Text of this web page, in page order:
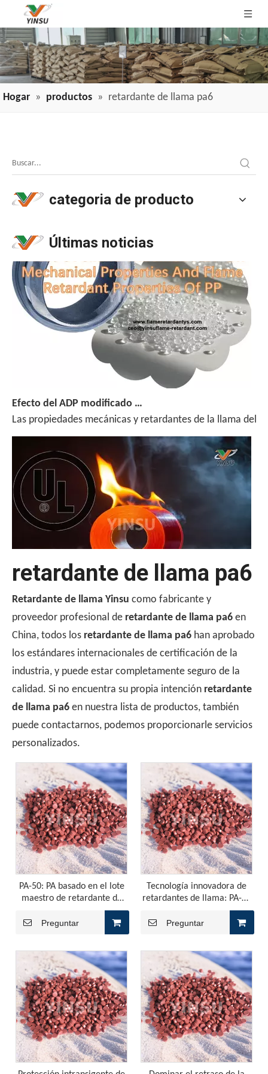
Hogar » productos » retardante de llama pa6
categoria de producto
Últimas noticias
Las propiedades mecánicas y retardantes de la llama del
El estándar UL510 es la opción preferida para las
Comprender las características del PP-Retardante de llama sin halógeno
PP de retardante sin halógeno, como material ecológico
¿La hoja de retardante de la llama de PP, es mejor elegir el retardante de la llama del copolímero o el retardante de la llama del homopolímero?
retardante de llama pa6
Retardante de llama Yinsu como fabricante y
proveedor profesional de retardante de llama pa6 en
China, todos los retardante de llama pa6 han aprobado
los estándares internacionales de certificación de la
industria, y puede estar completamente seguro de la
calidad. Si no encuentra su propia intención retardante
de llama pa6 en nuestra lista de productos, también
puede contactarnos, podemos proporcionarle servicios
personalizados.
PA-50: PA basado en el lote
maestro de retardante de
Preguntar
Tecnología innovadora de
retardantes de llama: PA-50
para aplicaciones de nylon
Preguntar